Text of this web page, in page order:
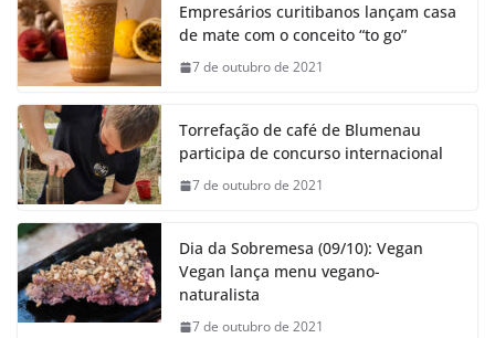
Empresários curitibanos lançam casa
de mate com o conceito “to go”
7 de outubro de 2021
Torrefação de café de Blumenau
participa de concurso internacional
7 de outubro de 2021
Dia da Sobremesa (09/10): Vegan
Vegan lança menu vegano-
naturalista
7 de outubro de 2021